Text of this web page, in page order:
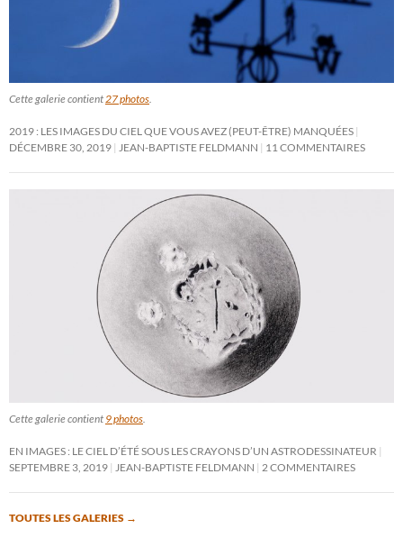
Cette galerie contient 27 photos
2019 : LES IMAGES DU CIEL QUE VOUS AVEZ (PEUT-ÊTRE) MANQUÉES
DÉCEMBRE 30, 2019
JEAN-BAPTISTE FELDMANN 11 COMMENTAIRES
Cette galerie contient 9 photos
EN IMAGES : LE CIEL D’ÉTÉ SOUS LES CRAYONS D’UN ASTRODESSINATEUR
SEPTEMBRE 3, 2019
JEAN-BAPTISTE FELDMANN 2 COMMENTAIRES
TOUTES LES GALERIES →